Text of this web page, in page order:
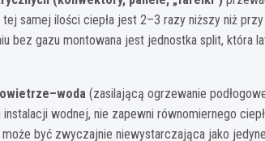
samej ilości ciepła jest 2–3 razy niższy niż
bez gazu montowana jest jednostka split, która
(zasilającą ogrzewanie
wodnej, nie zapewni równomiernego
być zwyczajnie niewystarczająca jako